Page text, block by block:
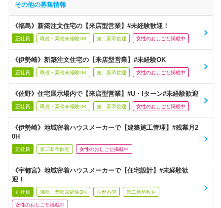
その他の募集情報
《福島》新築注文住宅の【来店型営業】#未経験歓迎！
正社員 職種・業種未経験OK 第二新卒歓迎 女性のおしごと掲載中
《伊勢崎》新築注文住宅の【来店型営業】#未経験OK
正社員 職種・業種未経験OK 第二新卒歓迎 女性のおしごと掲載中
《佐野》住宅展示場内で【来店型営業】#U・Iターン#未経験歓迎
正社員 職種・業種未経験OK 第二新卒歓迎 女性のおしごと掲載中
《伊勢崎》地域密着ハウスメーカーで【建築施工管理】#残業月2
0H
正社員 第二新卒歓迎 女性のおしごと掲載中
《宇都宮》地域密着ハウスメーカーで【住宅設計】#未経験歓
迎！
正社員 職種・業種未経験OK 学歴不問 第二新卒歓迎
女性のおしごと掲載中